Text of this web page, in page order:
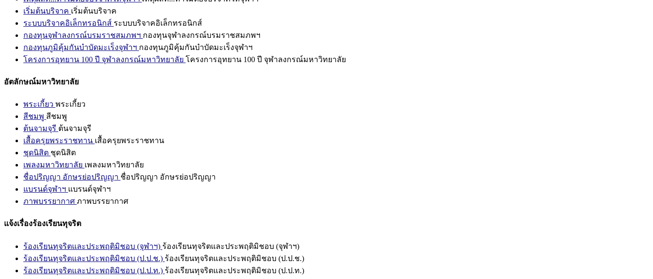
เริ่มต้นบริจาค เริ่มต้นบริจาค
ระบบบริจาคอิเล็กทรอนิกส์ ระบบบริจาคอิเล็กทรอนิกส์
กองทุนจุฬาลงกรณ์บรมราชสมภพฯ กองทุนจุฬาลงกรณ์บรมราชสมภพฯ
กองทุนภูมิคุ้มกันบำบัดมะเร็งจุฬาฯ กองทุนภูมิคุ้มกันบำบัดมะเร็งจุฬาฯ
โครงการอุทยาน 100 ปี จุฬาลงกรณ์มหาวิทยาลัย โครงการอุทยาน 100 ปี จุฬาลงกรณ์มหาวิทยาลัย
อัตลักษณ์มหาวิทยาลัย
พระเกี้ยว พระเกี้ยว
สีชมพู สีชมพู
ต้นจามจุรี ต้นจามจุรี
เสื้อครุยพระราชทาน เสื้อครุยพระราชทาน
ชุดนิสิต ชุดนิสิต
เพลงมหาวิทยาลัย เพลงมหาวิทยาลัย
ชื่อปริญญา อักษรย่อปริญญา ชื่อปริญญา อักษรย่อปริญญา
แบรนด์จุฬาฯ แบรนด์จุฬาฯ
ภาพบรรยากาศ ภาพบรรยากาศ
แจ้งเรื่องร้องเรียนทุจริต
ร้องเรียนทุจริตและประพฤติมิชอบ (จุฬาฯ) ร้องเรียนทุจริตและประพฤติมิชอบ (จุฬาฯ)
ร้องเรียนทุจริตและประพฤติมิชอบ (ป.ป.ช.) ร้องเรียนทุจริตและประพฤติมิชอบ (ป.ป.ช.)
ร้องเรียนทุจริตและประพฤติมิชอบ (ป.ป.ท.) ร้องเรียนทุจริตและประพฤติมิชอบ (ป.ป.ท.)